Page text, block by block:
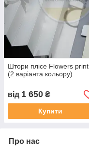
Штори плісе Flowers print
(2 варіанта кольору)
від 1 650 ₴
Купити
Про нас